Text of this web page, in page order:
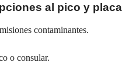
al pico y placa
contaminantes.
o consular.